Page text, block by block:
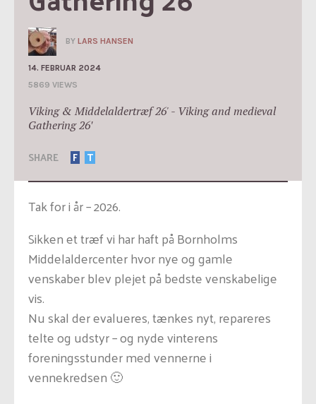
BY LARS HANSEN
14. FEBRUAR 2024
5869 VIEWS
Viking & Middelaldertræf 26' - Viking and medieval
Gathering 26′
SHARE F T
Tak for i år – 2026.
Sikken et træf vi har haft på Bornholms
Middelaldercenter hvor nye og gamle
venskaber blev plejet på bedste venskabelige
vis.
Nu skal der evalueres, tænkes nyt, repareres
telte og udstyr – og nyde vinterens
foreningsstunder med vennerne i
vennekredsen 🙂